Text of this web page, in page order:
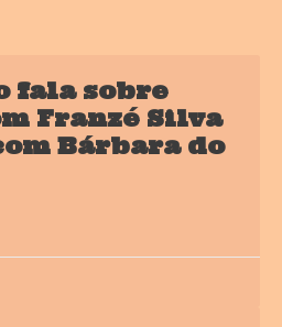
fala sobre
Franzé Silva
Bárbara do